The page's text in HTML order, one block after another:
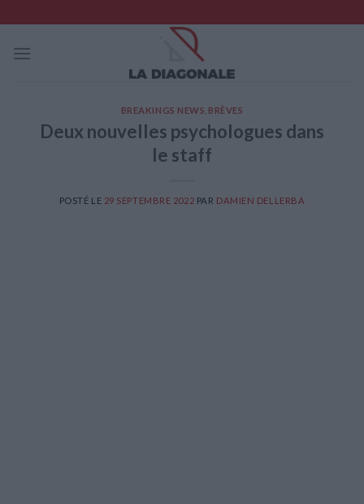
to
content
BREAKINGS NEWS BRÈVES
Deux nouvelles psychologues dans
le staff
POSTÉ LE 29 SEPTEMBRE 2022 PAR DAMIEN DELLERBA